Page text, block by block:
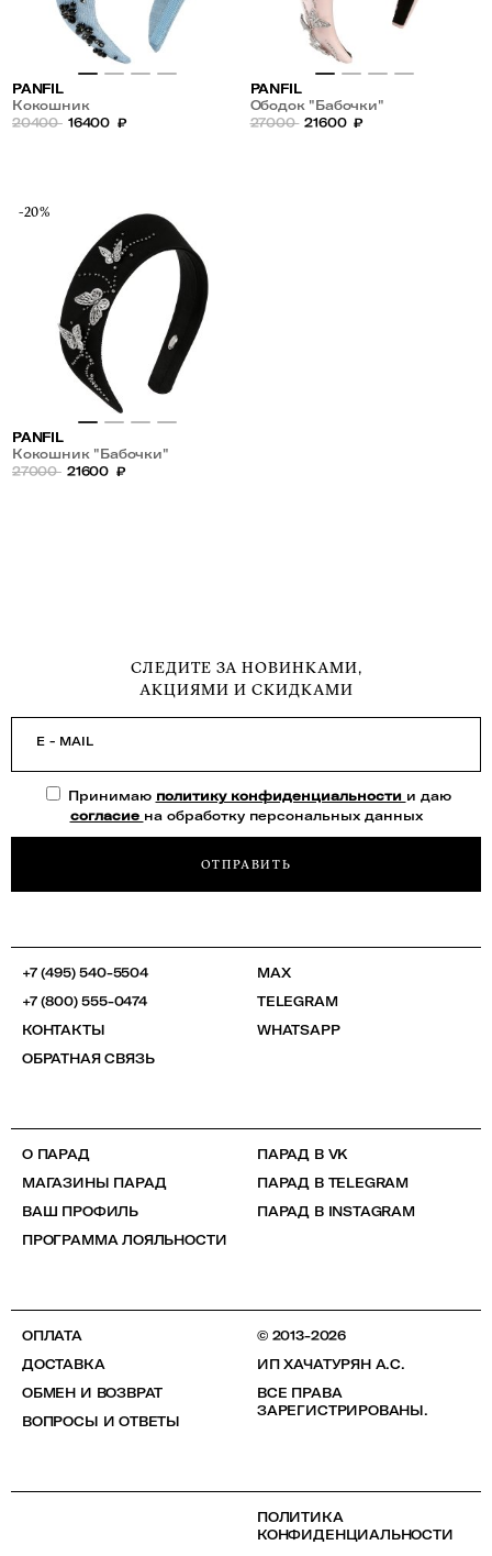
PANFIL
Кокошник
20400 16400 ₽
PANFIL
Ободок "Бабочки"
27000 21600 ₽
-20%
PANFIL
Кокошник "Бабочки"
27000 21600 ₽
СЛЕДИТЕ ЗА НОВИНКАМИ,
АКЦИЯМИ И СКИДКАМИ
E - MAIL
Принимаю политику конфиденциальности и даю
согласие на обработку персональных данных
ОТПРАВИТЬ
+7 (495) 540-5504
+7 (800) 555-0474
КОНТАКТЫ
ОБРАТНАЯ СВЯЗЬ
MAX
TELEGRAM
WHATSAPP
О ПАРАД
МАГАЗИНЫ ПАРАД
ВАШ ПРОФИЛЬ
ПРОГРАММА ЛОЯЛЬНОСТИ
ПАРАД В VK
ПАРАД В TELEGRAM
ПАРАД В INSTAGRAM
ОПЛАТА
ДОСТАВКА
ОБМЕН И ВОЗВРАТ
ВОПРОСЫ И ОТВЕТЫ
© 2013-2026
ИП ХАЧАТУРЯН А.С.
ВСЕ ПРАВА
ЗАРЕГИСТРИРОВАНЫ.
ПОЛИТИКА
КОНФИДЕНЦИАЛЬНОСТИ